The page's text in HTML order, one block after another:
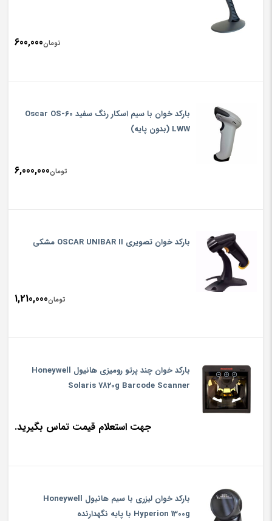
تومان600,000
بارکد خوان با سیم اسکار رنگ سفید Oscar OS-60
LWW (بدون پایه)
تومان6,000,000
بارکد خوان تصویری OSCAR UNIBAR II مشکی
تومان1,210,000
بارکد خوان چند پرتو رومیزی هانیول Honeywell
Solaris 7820g Barcode Scanner
جهت استعلام قیمت تماس بگیرید.
بارکد خوان لیزری با سیم هانیول Honeywell
Hyperion 1300g با پایه نگهدارنده